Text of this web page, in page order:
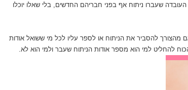
שעברו ניתוח אף בפני חבריהם החדשים, בלי שאלו יוכלו
להסביר את הניתוח או לספר עליו לכל מי ששואל אודות
להחליט למי הוא מספר אודות הניתוח שעבר ולמי הוא לא.